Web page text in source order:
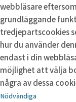
webbläsare
grundläggande
tredjepartscookies
hur du använder
endast i din
möjlighet att välja
några av dessa
Nödvändiga